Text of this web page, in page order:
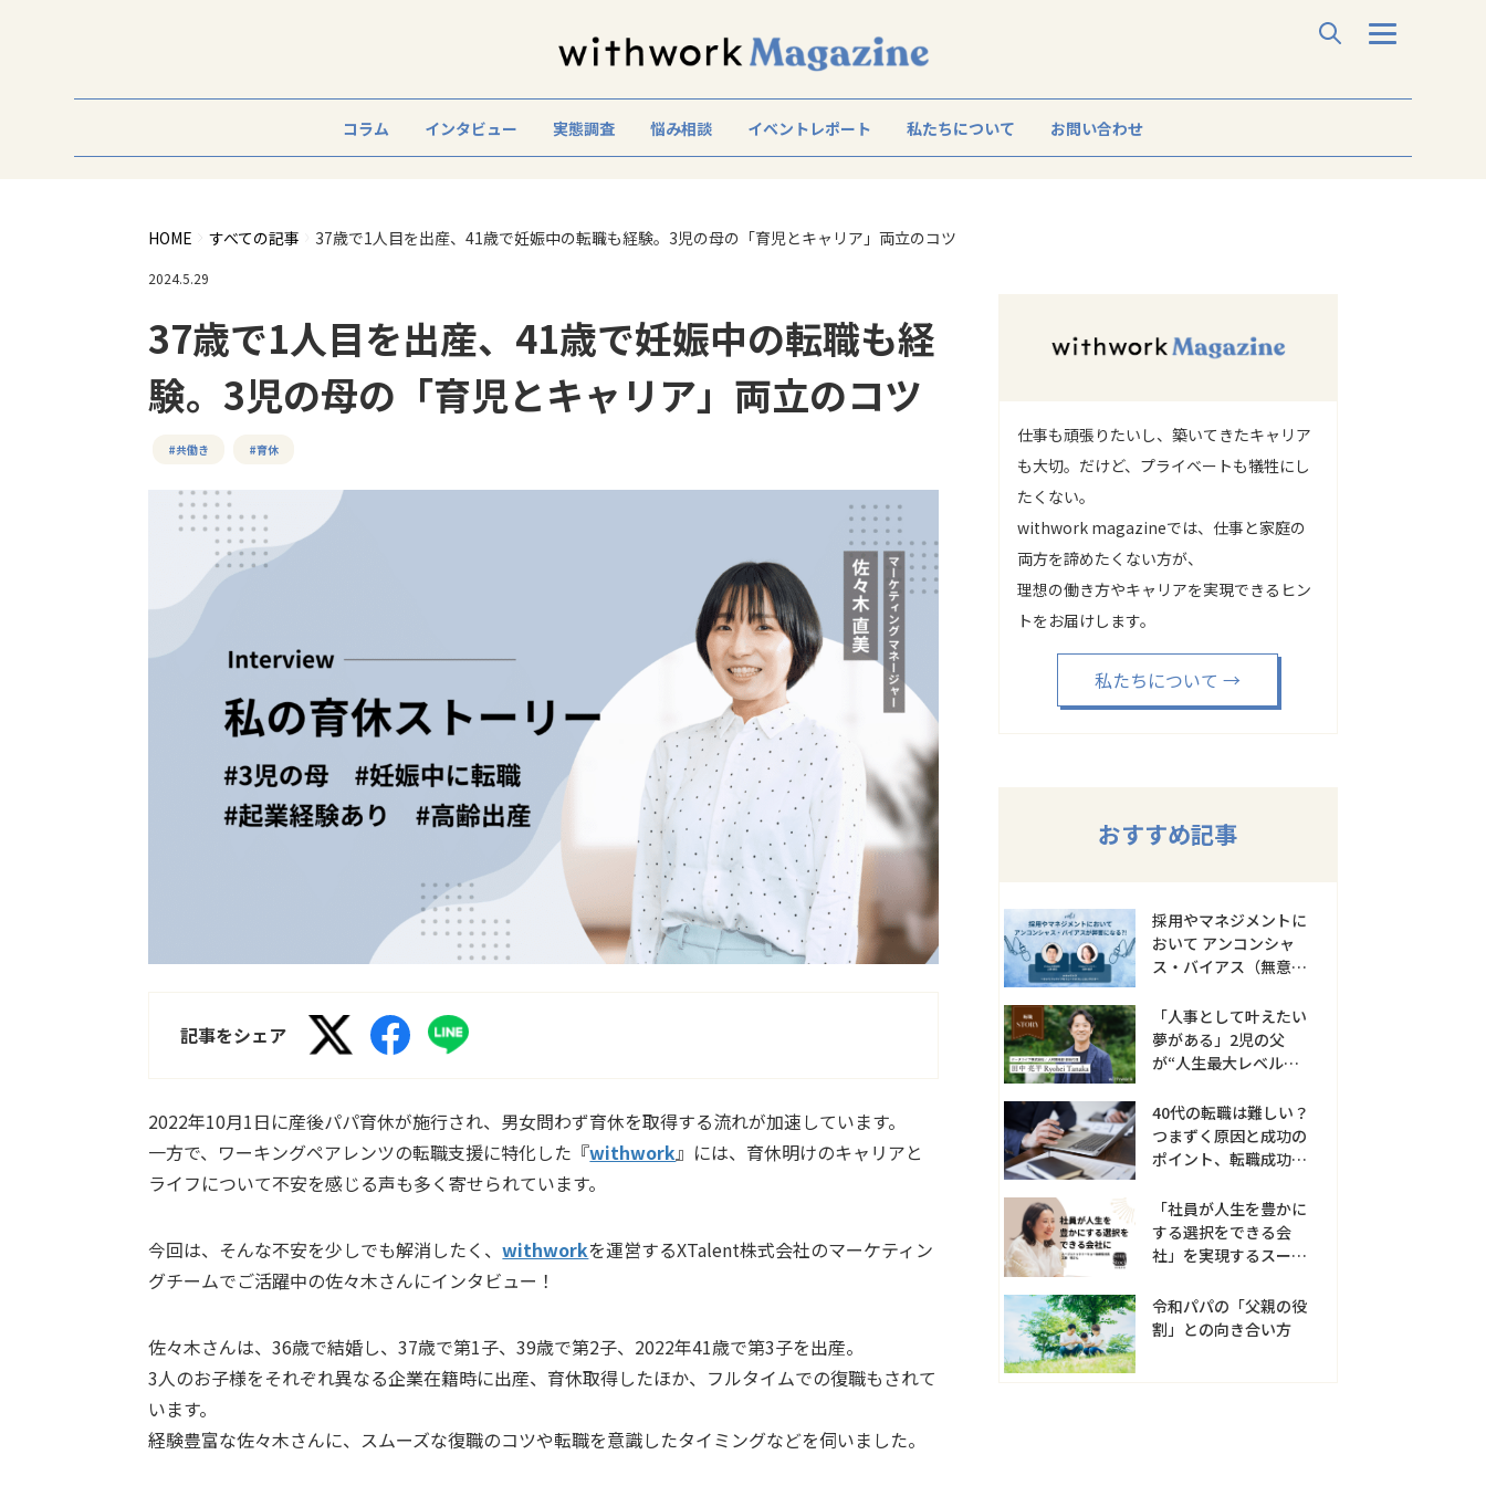
コラム インタビュー 実態調査 悩み相談 イベントレポート 私たちについて お問い合わせ
HOME すべての記事 37歳で1人目を出産、41歳で妊娠中の転職も経験。3児の母の「育児とキャリア」両立のコツ
2024.5.29
37歳で1人目を出産、41歳で妊娠中の転職も経
験。3児の母の「育児とキャリア」両立のコツ
#共働き #育休
記事をシェア
2022年10月1日に産後パパ育休が施行され、男女問わず育休を取得する流れが加速しています。
一方で、ワーキングペアレンツの転職支援に特化した『withwork』には、育休明けのキャリアと
ライフについて不安を感じる声も多く寄せられています。
今回は、そんな不安を少しでも解消したく、withworkを運営するXTalent株式会社のマーケティン
グチームでご活躍中の佐々木さんにインタビュー！
佐々木さんは、36歳で結婚し、37歳で第1子、39歳で第2子、2022年41歳で第3子を出産。
3人のお子様をそれぞれ異なる企業在籍時に出産、育休取得したほか、フルタイムでの復職もされて
います。
経験豊富な佐々木さんに、スムーズな復職のコツや転職を意識したタイミングなどを伺いました。
仕事も頑張りたいし、築いてきたキャリア
も大切。だけど、プライベートも犠牲にし
たくない。
withwork magazineでは、仕事と家庭の
両方を諦めたくない方が、
理想の働き方やキャリアを実現できるヒン
トをお届けします。
私たちについて →
おすすめ記事
採用やマネジメントに
おいて アンコンシャ
ス・バイアス（無意識
る?!
「人事として叶えたい
夢がある」2児の父
が“人生最大レベルの分
40代の転職は難しい？
つまずく原因と成功の
ポイント、転職成功事
「社員が人生を豊かに
する選択をできる会
社」を実現するスープ
取り組み
令和パパの「父親の役
割」との向き合い方